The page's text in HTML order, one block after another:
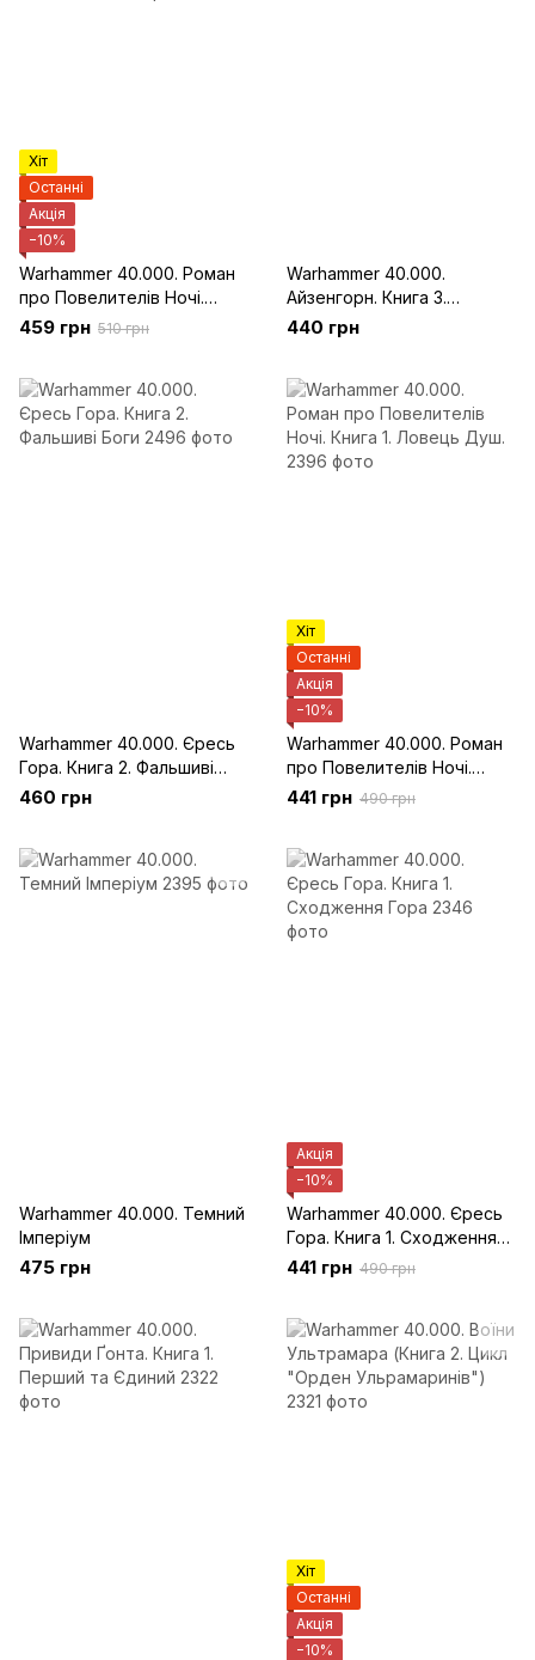
Хіт
Останні
Акція
−10%
Warhammer 40.000. Роман
про Повелителів Ночі.
Книга 2. Кривавий
459 грн 510 грн
Warhammer 40.000.
Айзенгорн. Книга 3.
Єретикус
440 грн
Warhammer 40.000. Єресь
Гора. Книга 2. Фальшиві
Боги
460 грн
Хіт
Останні
Акція
−10%
Warhammer 40.000. Роман
про Повелителів Ночі.
Книга 1. Ловець Душ.
441 грн 490 грн
Warhammer 40.000. Темний
Імперіум
475 грн
Акція
−10%
Warhammer 40.000. Єресь
Гора. Книга 1. Сходження
Гора
441 грн 490 грн
Хіт
Останні
Акція
−10%